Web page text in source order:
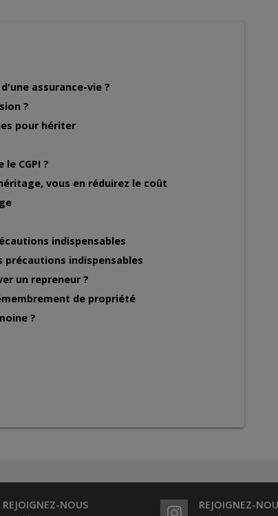
assurance-vie ?
?
pour hériter
CGPI ?
vous en réduirez le coût
indispensables
indispensables
un repreneur ?
de propriété
?
REJOIGNEZ-NOUS REJOIGNEZ-